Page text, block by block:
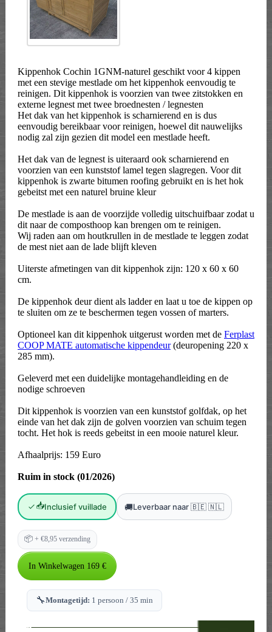
Kippenhok Cochin 1GNM-naturel geschikt voor 4 kippen
met een stevige mestlade om het kippenhok eenvoudig te
reinigen. Dit kippenhok is voorzien van twee zitstokken en
externe legnest met twee broednesten / legnesten
Het dak van het kippenhok is scharnierend en is dus
eenvoudig bereikbaar voor reinigen, hoewel dit nauwelijks
nodig zal zijn gezien dit model een mestlade heeft.
Het dak van de legnest is uiteraard ook scharnierend en
voorzien van een kunststof lamel tegen slagregen. Voor dit
kippenhok is zwarte bitumen roofing gebruikt en is het hok
gebeitst met een naturel bruine kleur
De mestlade is aan de voorzijde volledig uitschuifbaar zodat u
dit naar de composthoop kan brengen om te reinigen.
Wij raden aan om houtkrullen in de mestlade te leggen zodat
de mest niet aan de lade blijft kleven
Uiterste afmetingen van dit kippenhok zijn: 120 x 60 x 60
cm.
De kippenhok deur dient als ladder en laat u toe de kippen op
te sluiten om ze te beschermen tegen vossen of marters.
Optioneel kan dit kippenhok uitgerust worden met de Ferplast
COOP MATE automatische kippendeur(deuropening 220 x
285 mm).
Geleverd met een duidelijke montagehandleiding en de
nodige schroeven
Dit kippenhok is voorzien van een kunststof golfdak, op het
einde van het dak zijn de golven voorzien van schuim tegen
tocht. Het hok is reeds gebeitst in een mooie naturel kleur.
Afhaalprijs: 159 Euro
Ruim in stock (01/2026)
📥Inclusief vuillade 🚚Leverbaar naar 🇧🇪 🇳🇱
📦 + €8,95 verzending
🔧Montagetijd: 1 persoon / 35 min
--